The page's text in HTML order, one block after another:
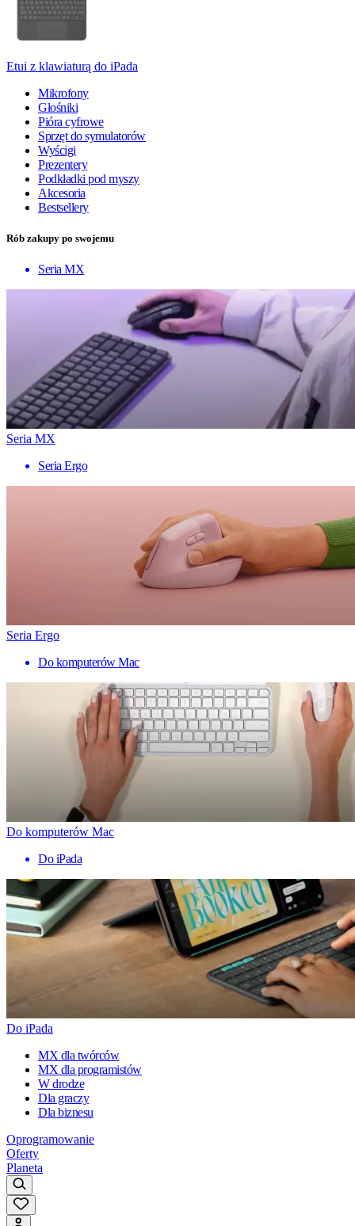
Etui z klawiaturą do iPada
Mikrofony
Głośniki
Pióra cyfrowe
Sprzęt do symulatorów
Wyścigi
Prezentery
Podkładki pod myszy
Akcesoria
Bestsellery
Rób zakupy po swojemu
Seria MX
Seria MX
Seria Ergo
Seria Ergo
Do komputerów Mac
Do komputerów Mac
Do iPada
Do iPada
MX dla twórców
MX dla programistów
W drodze
Dla graczy
Dla biznesu
Oprogramowanie
Oferty
Planeta